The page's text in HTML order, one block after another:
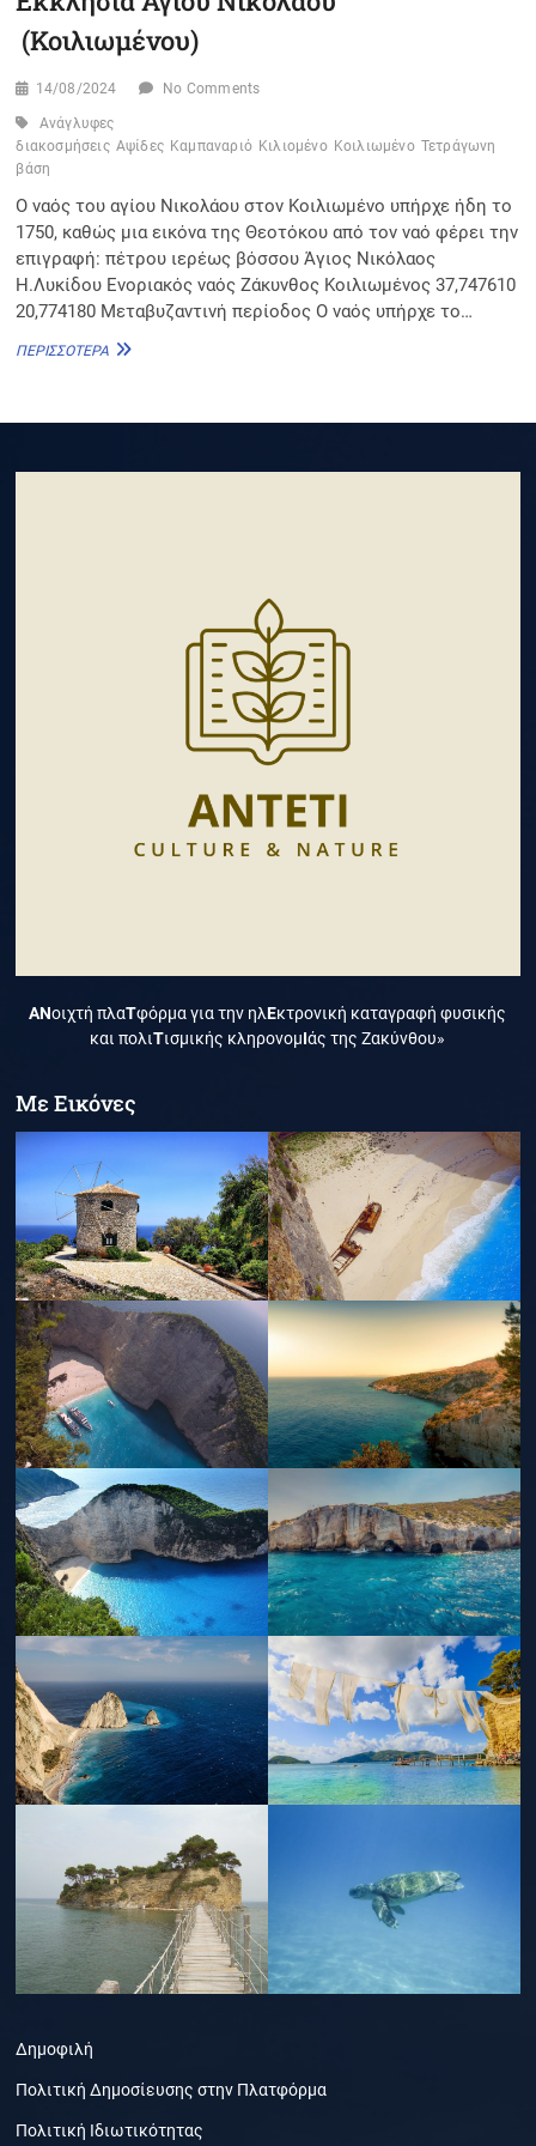
(Κοιλιωμένου)
14/08/2024 No Comments
Ανάγλυφες
διακοσμήσεις Αψίδες Καμπαναριό Κιλιομένο Κοιλιωμένο Τετράγωνη
βάση
Ο ναός του αγίου Νικολάου στον Κοιλιωμένο υπήρχε ήδη το
1750, καθώς μια εικόνα της Θεοτόκου από τον ναό φέρει την
επιγραφή: πέτρου ιερέως βόσσου Άγιος Νικόλαος
Η.Λυκίδου Ενοριακός ναός Ζάκυνθος Κοιλιωμένος 37,747610
20,774180 Μεταβυζαντινή περίοδος Ο ναός υπήρχε το…
ΠΕΡΙΣΣΌΤΕΡΑ ΕΚΚΛΗΣΊΑ
ΑΝοιχτή πλαΤφόρμα για την ηλΕκτρονική καταγραφή φυσικής
και πολιΤισμικής κληρονομΙάς της Ζακύνθου»
Με Εικόνες
Δημοφιλή
Πολιτική Δημοσίευσης στην Πλατφόρμα
Πολιτική Ιδιωτικότητας